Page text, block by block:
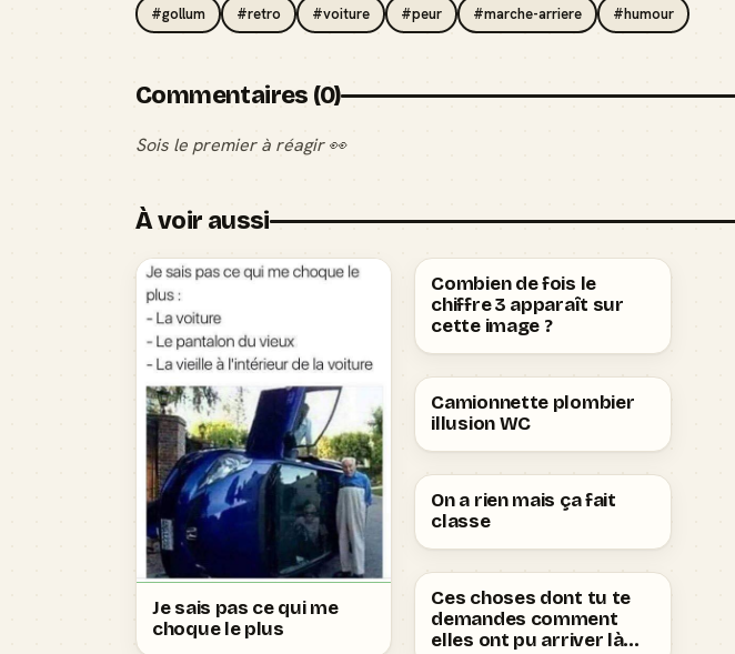
#gollum #retro #voiture #peur #marche-arriere #humour
Commentaires (0)
Sois le premier à réagir 👀
À voir aussi
Je sais pas ce qui me
choque le plus
Combien de fois le
chiffre 3 apparaît sur
cette image ?
Camionnette plombier
illusion WC
On a rien mais ça fait
classe
Ces choses dont tu te
demandes comment
elles ont pu arriver là…